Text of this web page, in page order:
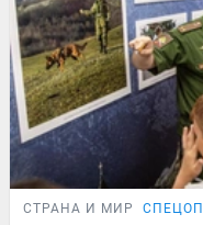
СТРАНА И МИР